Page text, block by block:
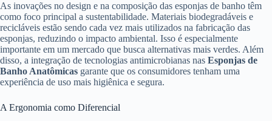
As inovações no design e na composição das esponjas de banho têm
como foco principal a sustentabilidade. Materiais biodegradáveis e
recicláveis estão sendo cada vez mais utilizados na fabricação das
esponjas, reduzindo o impacto ambiental. Isso é especialmente
importante em um mercado que busca alternativas mais verdes. Além
disso, a integração de tecnologias antimicrobianas nas Esponjas de
Banho Anatômicas garante que os consumidores tenham uma
experiência de uso mais higiênica e segura.
A Ergonomia como Diferencial